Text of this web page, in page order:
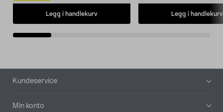
Legg i handlekurv Legg i handlekurv
Bunntekst
Kundeservice
Min konto